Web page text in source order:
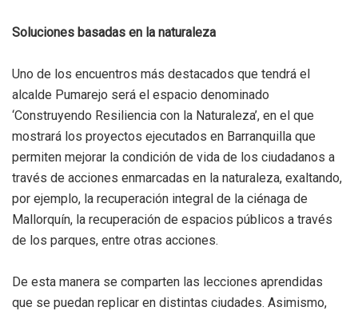
Soluciones basadas en la naturaleza
Uno de los encuentros más destacados que tendrá el
alcalde Pumarejo será el espacio denominado
‘Construyendo Resiliencia con la Naturaleza’, en el que
mostrará los proyectos ejecutados en Barranquilla que
permiten mejorar la condición de vida de los ciudadanos a
través de acciones enmarcadas en la naturaleza, exaltando,
por ejemplo, la recuperación integral de la ciénaga de
Mallorquín, la recuperación de espacios públicos a través
de los parques, entre otras acciones.
De esta manera se comparten las lecciones aprendidas
que se puedan replicar en distintas ciudades. Asimismo,